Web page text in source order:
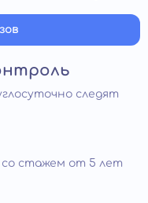
следят
стажем от 5 лет